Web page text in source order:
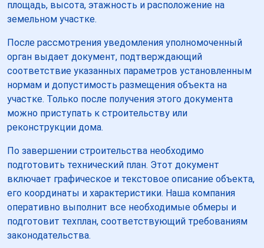
площадь, высота, этажность и расположение на
земельном участке.
После рассмотрения уведомления уполномоченный
орган выдает документ, подтверждающий
соответствие указанных параметров установленным
нормам и допустимость размещения объекта на
участке. Только после получения этого документа
можно приступать к строительству или
реконструкции дома.
По завершении строительства необходимо
подготовить технический план. Этот документ
включает графическое и текстовое описание объекта,
его координаты и характеристики. Наша компания
оперативно выполнит все необходимые обмеры и
подготовит техплан, соответствующий требованиям
законодательства.